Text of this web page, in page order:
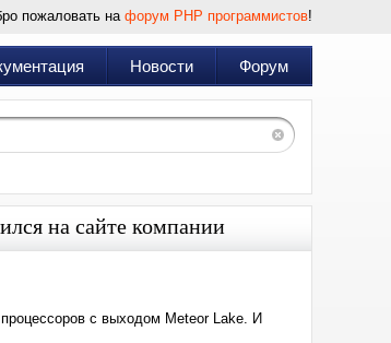
пожаловать нафорум PHP программистов!
Новости Форум
на сайте компании
с выходом Meteor Lake. И